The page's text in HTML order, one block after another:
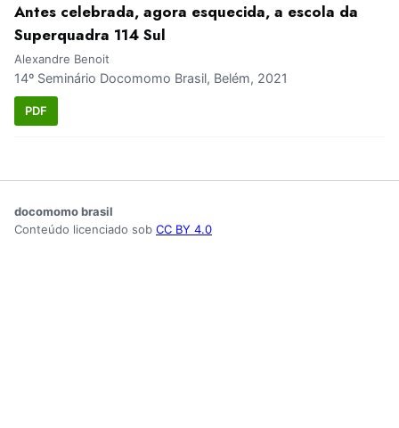
Antes celebrada, agora esquecida, a escola da
Superquadra 114 Sul
Alexandre Benoit
14º Seminário Docomomo Brasil, Belém, 2021
PDF
docomomo brasil
Conteúdo licenciado sob CC BY 4.0